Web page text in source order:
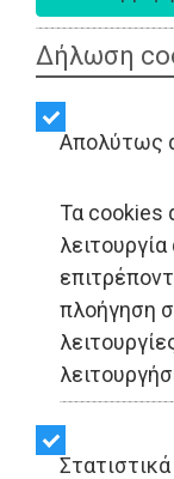
Δήλωση
Απολύτως
Τα cookies
πλοήγηση
Στατιστικά
ΟΛΡ:
Dimotisnews | 26/